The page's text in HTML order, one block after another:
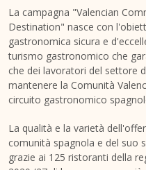
La campagna "Valencian
Destination" nasce con
gastronomica sicura e
turismo gastronomico che
che dei lavoratori del settore
mantenere la Comunità
circuito gastronomico
La qualità e la varietà
comunità spagnola e del suo
grazie ai 125 ristoranti della